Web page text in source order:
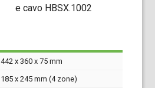
e cavo HBSX.1002
442 x 360 x 75 mm
185 x 245 mm (4 zone)